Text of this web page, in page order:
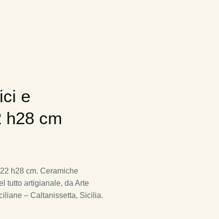
e
h28 cm
h28 cm. Ceramiche
tutto artigianale, da Arte
– Caltanissetta, Sicilia.